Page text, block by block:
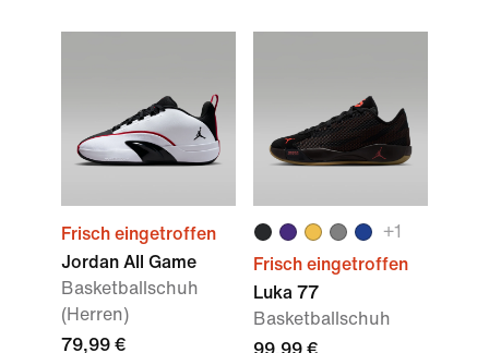
Frisch eingetroffen
Jordan All Game
Basketballschuh
(Herren)
79,99 €
+1
Frisch eingetroffen
Luka 77
Basketballschuh
99,99 €